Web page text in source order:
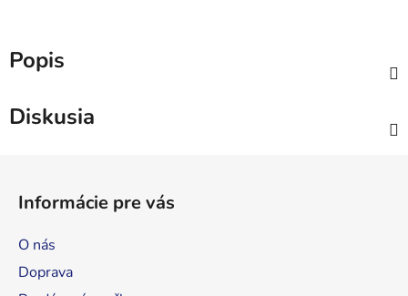
Popis
Diskusia
Informácie pre vás
O nás
Doprava